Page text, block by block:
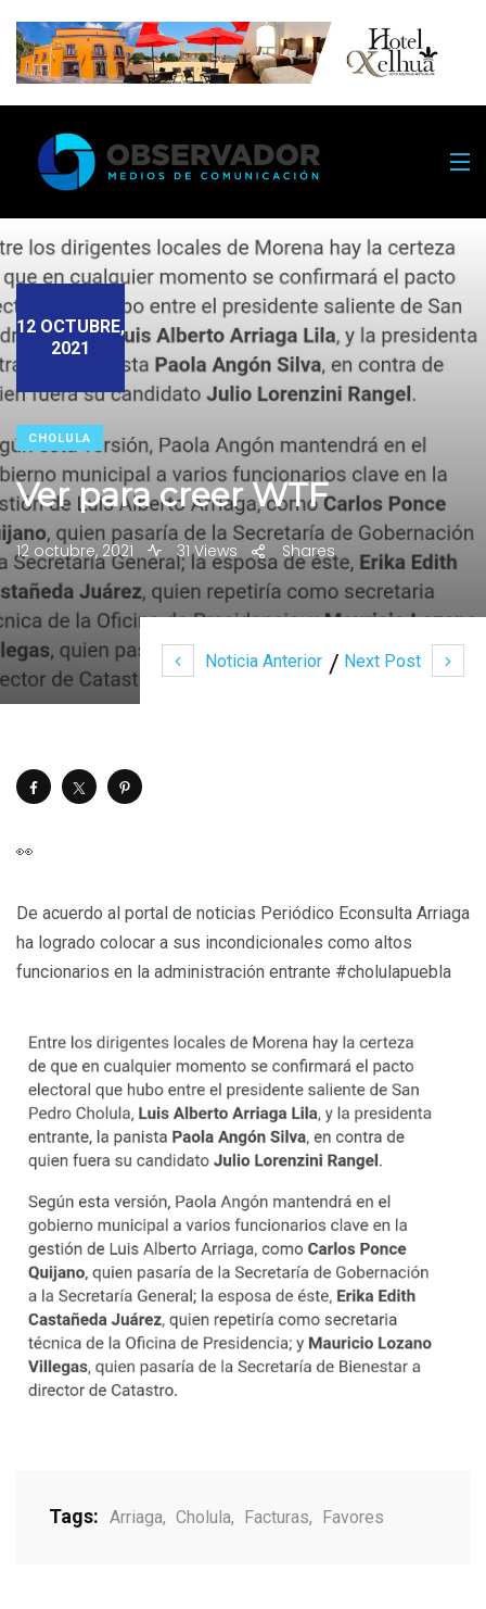
Noticia Anterior Next Post
12 OCTUBRE,
2021
CHOLULA
Ver para creer WTF
12 octubre, 2021 31 Views Shares
👀
De acuerdo al portal de noticias Periódico Econsulta Arriaga
ha logrado colocar a sus incondicionales como altos
funcionarios en la administración entrante #cholulapuebla
Tags: Arriaga, Cholula, Facturas, Favores